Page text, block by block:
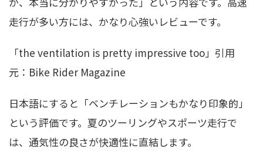
走行が多い方には、かなり心強いレビューです。
「the ventilation is pretty impressive too」引用
元：Bike Rider Magazine
日本語にすると「ベンチレーションもかなり印象的」
という評価です。夏のツーリングやスポーツ走行で
は、通気性の良さが快適性に直結します。